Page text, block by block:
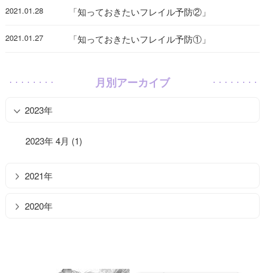
2021.01.28 「知っておきたいフレイル予防②」
2021.01.27 「知っておきたいフレイル予防①」
月別アーカイブ
2023年
2023年 4月 (1)
2021年
2020年